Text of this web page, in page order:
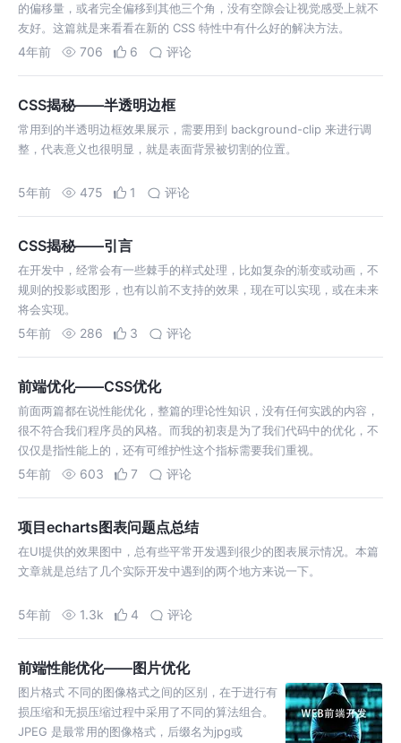
的偏移量，或者完全偏移到其他三个角，没有空隙会让视觉感受上就不
友好。这篇就是来看看在新的 CSS 特性中有什么好的解决方法。
4年前 706 6 评论
CSS揭秘——半透明边框
常用到的半透明边框效果展示，需要用到 background-clip 来进行调
整，代表意义也很明显，就是表面背景被切割的位置。
5年前 475 1 评论
CSS揭秘——引言
在开发中，经常会有一些棘手的样式处理，比如复杂的渐变或动画，不
规则的投影或图形，也有以前不支持的效果，现在可以实现，或在未来
将会实现。
5年前 286 3 评论
前端优化——CSS优化
前面两篇都在说性能优化，整篇的理论性知识，没有任何实践的内容，
很不符合我们程序员的风格。而我的初衷是为了我们代码中的优化，不
仅仅是指性能上的，还有可维护性这个指标需要我们重视。
5年前 603 7 评论
项目echarts图表问题点总结
在UI提供的效果图中，总有些平常开发遇到很少的图表展示情况。本篇
文章就是总结了几个实际开发中遇到的两个地方来说一下。
5年前 1.3k 4 评论
前端性能优化——图片优化
图片格式 不同的图像格式之间的区别，在于进行有
损压缩和无损压缩过程中采用了不同的算法组合。
JPEG 是最常用的图像格式，后缀名为jpg或